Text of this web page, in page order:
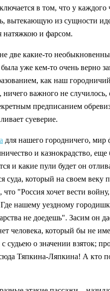
в том, что у каждого
из сущности
натяжкою и фарсом.
две какие-то
уже кем-то очень верно
как наш
важного не
предписанием
суеверие.
для нашего городничего, мир
и казнокрадство, еще
и какие пули будет он
который на своем веку
"Россия хочет вести
нашему уездному
не доедешь". Засим он
человека, который бы не
судьею о значении взяток;
Тяпкина-Ляпкина! А кто